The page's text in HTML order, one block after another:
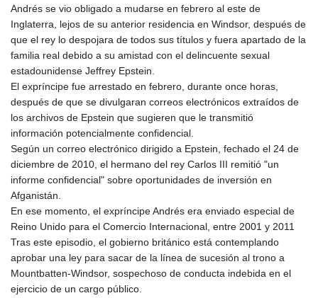
JOD 0.819746
JPY 182.445186
KES 149.158147
KGS 101.104505
4681.941823
KMF 492.514185
KRW
1627.677557
KWD 0.356853
KYD 0.960588
KZT 540.233287
26025.676609
LBP
103223.017367
LKR 386.635196
LRD 208.057415
Andrés se vio obligado a mudarse en febrero al este de
Inglaterra, lejos de su anterior residencia en Windsor, después de
que el rey lo despojara de todos sus títulos y fuera apartado de la
familia real debido a su amistad con el delincuente sexual
estadounidense Jeffrey Epstein.
El expríncipe fue arrestado en febrero, durante once horas,
después de que se divulgaran correos electrónicos extraídos de
los archivos de Epstein que sugieren que le transmitió
información potencialmente confidencial.
Según un correo electrónico dirigido a Epstein, fechado el 24 de
diciembre de 2010, el hermano del rey Carlos III remitió "un
informe confidencial" sobre oportunidades de inversión en
Afganistán.
En ese momento, el expríncipe Andrés era enviado especial de
Reino Unido para el Comercio Internacional, entre 2001 y 2011
Tras este episodio, el gobierno británico está contemplando
aprobar una ley para sacar de la línea de sucesión al trono a
Mountbatten-Windsor, sospechoso de conducta indebida en el
ejercicio de un cargo público.